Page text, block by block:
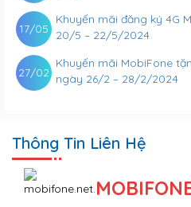
Khuyến mãi đăng ký 4G
20/5 – 22/5/2024
17/05
Khuyến mãi MobiFone
ngày 26/2 – 28/2/2024
27/02
Thông Tin Liên Hệ